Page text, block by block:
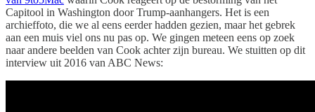
Capitool in Washington door Trump-aanhangers. Het is een
archieffoto, die we al eens eerder hadden gezien, maar het gebrek
aan een muis viel ons nu pas op. We gingen meteen eens op zoek
naar andere beelden van Cook achter zijn bureau. We stuitten op dit
interview uit 2016 van ABC News: